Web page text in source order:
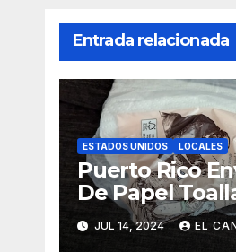
Entrada relacionada
ESTADOS UNIDOS LOCALES
Puerto Rico
De Papel
Trump Pa’
De Curita
JUL 14, 2024 EL